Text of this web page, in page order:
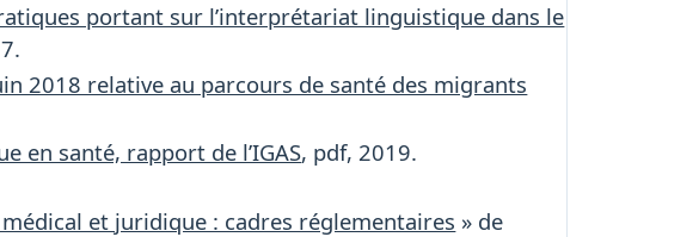
portant sur l’interprétariat linguistique dans le
2018 relative au parcours de santé des migrants
en santé, rapport de l’IGAS, pdf, 2019.
et juridique : cadres réglementaires » de